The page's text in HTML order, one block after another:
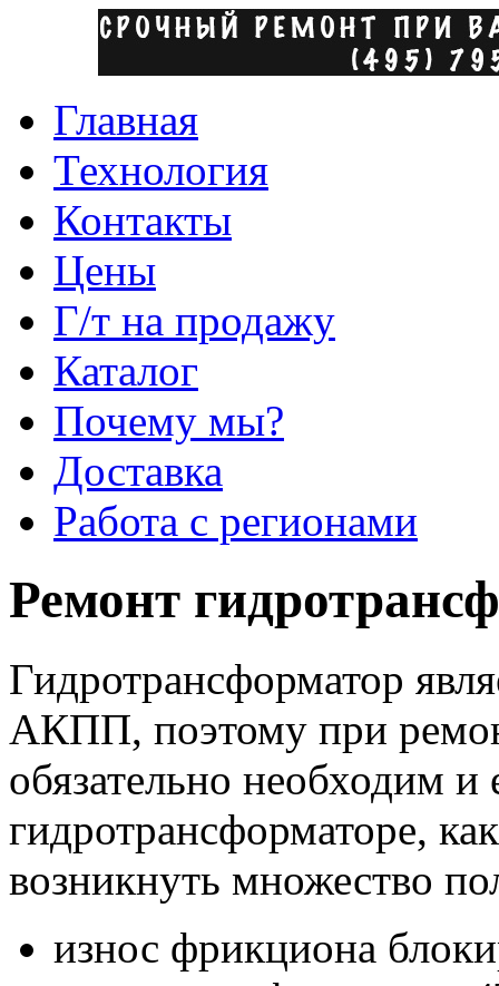
Главная
Технология
Контакты
Цены
Г/т на продажу
Каталог
Почему мы?
Доставка
Работа с регионами
Ремонт
Гидротрансформатор
АКПП, поэтому при
обязательно необходим и
гидротрансформаторе,
возникнуть множество
износ фрикциона